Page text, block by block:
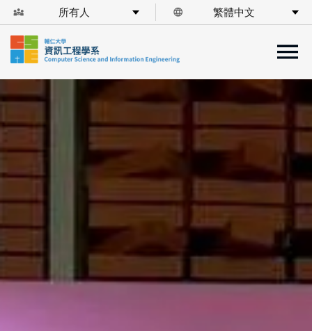
diversity_3 所有人 language 繁體中文